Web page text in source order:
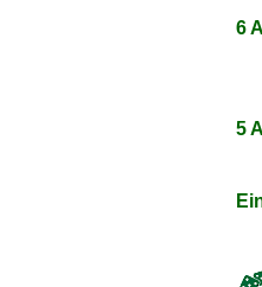
6
5